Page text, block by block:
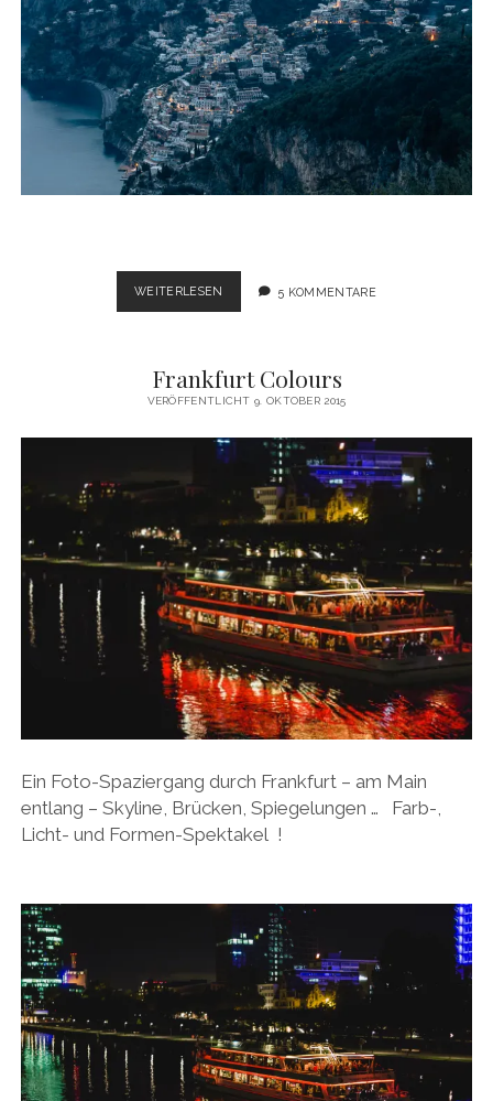
WEITERLESEN
AMALFITANA
SCENES
5 KOMMENTARE
Frankfurt Colours
VERÖFFENTLICHT 9. OKTOBER 2015
Ein Foto-Spaziergang durch Frankfurt – am Main
entlang – Skyline, Brücken, Spiegelungen … Farb-,
Licht- und Formen-Spektakel !